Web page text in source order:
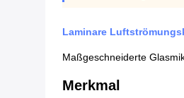
Laminare
Maßgeschneiderte
Merkmal